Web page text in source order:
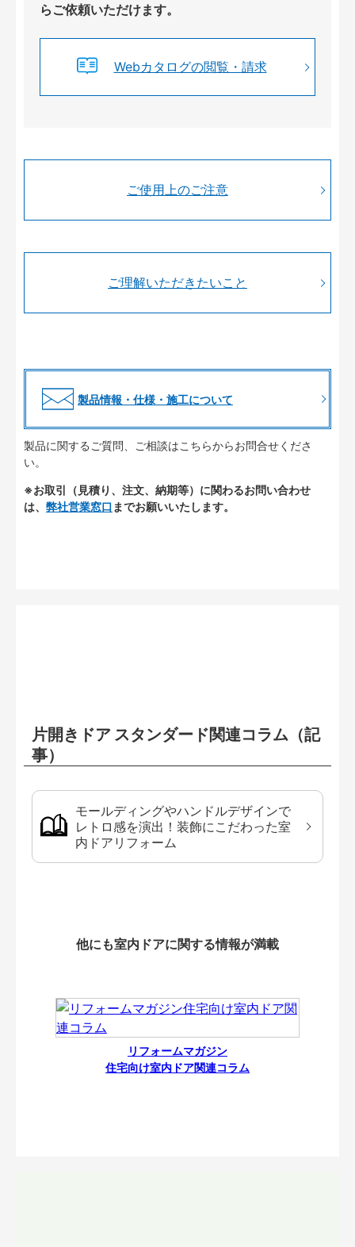
らご依頼いただけます。
Webカタログの閲覧・請求
ご使用上のご注意
ご理解いただきたいこと
製品情報・仕様・施工について
製品に関するご質問、ご相談はこちらからお問合せくださ
い。
※お取引（見積り、注文、納期等）に関わるお問い合わせ
は、 弊社営業窓口 までお願いいたします。
片開きドア スタンダード関連コラム（記
事）
モールディングやハンドルデザインで
レトロ感を演出！装飾にこだわった室
内ドアリフォーム
他にも室内ドアに関する情報が満載
リフォームマガジン
住宅向け室内ドア関連コラム